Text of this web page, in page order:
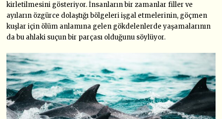
kirletilmesini gösteriyor. İnsanların bir zamanlar filler ve
ayıların özgürce dolaştığı bölgeleri işgal etmelerinin, göçmen
kuşlar için ölüm anlamına gelen gökdelenlerde yaşamalarının
da bu ahlaki suçun bir parçası olduğunu söylüyor.